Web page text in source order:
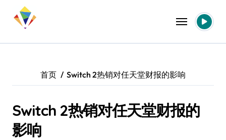
首页 Switch 2热销对任天堂财报的影响
Switch 2热销对任天堂财报的
影响